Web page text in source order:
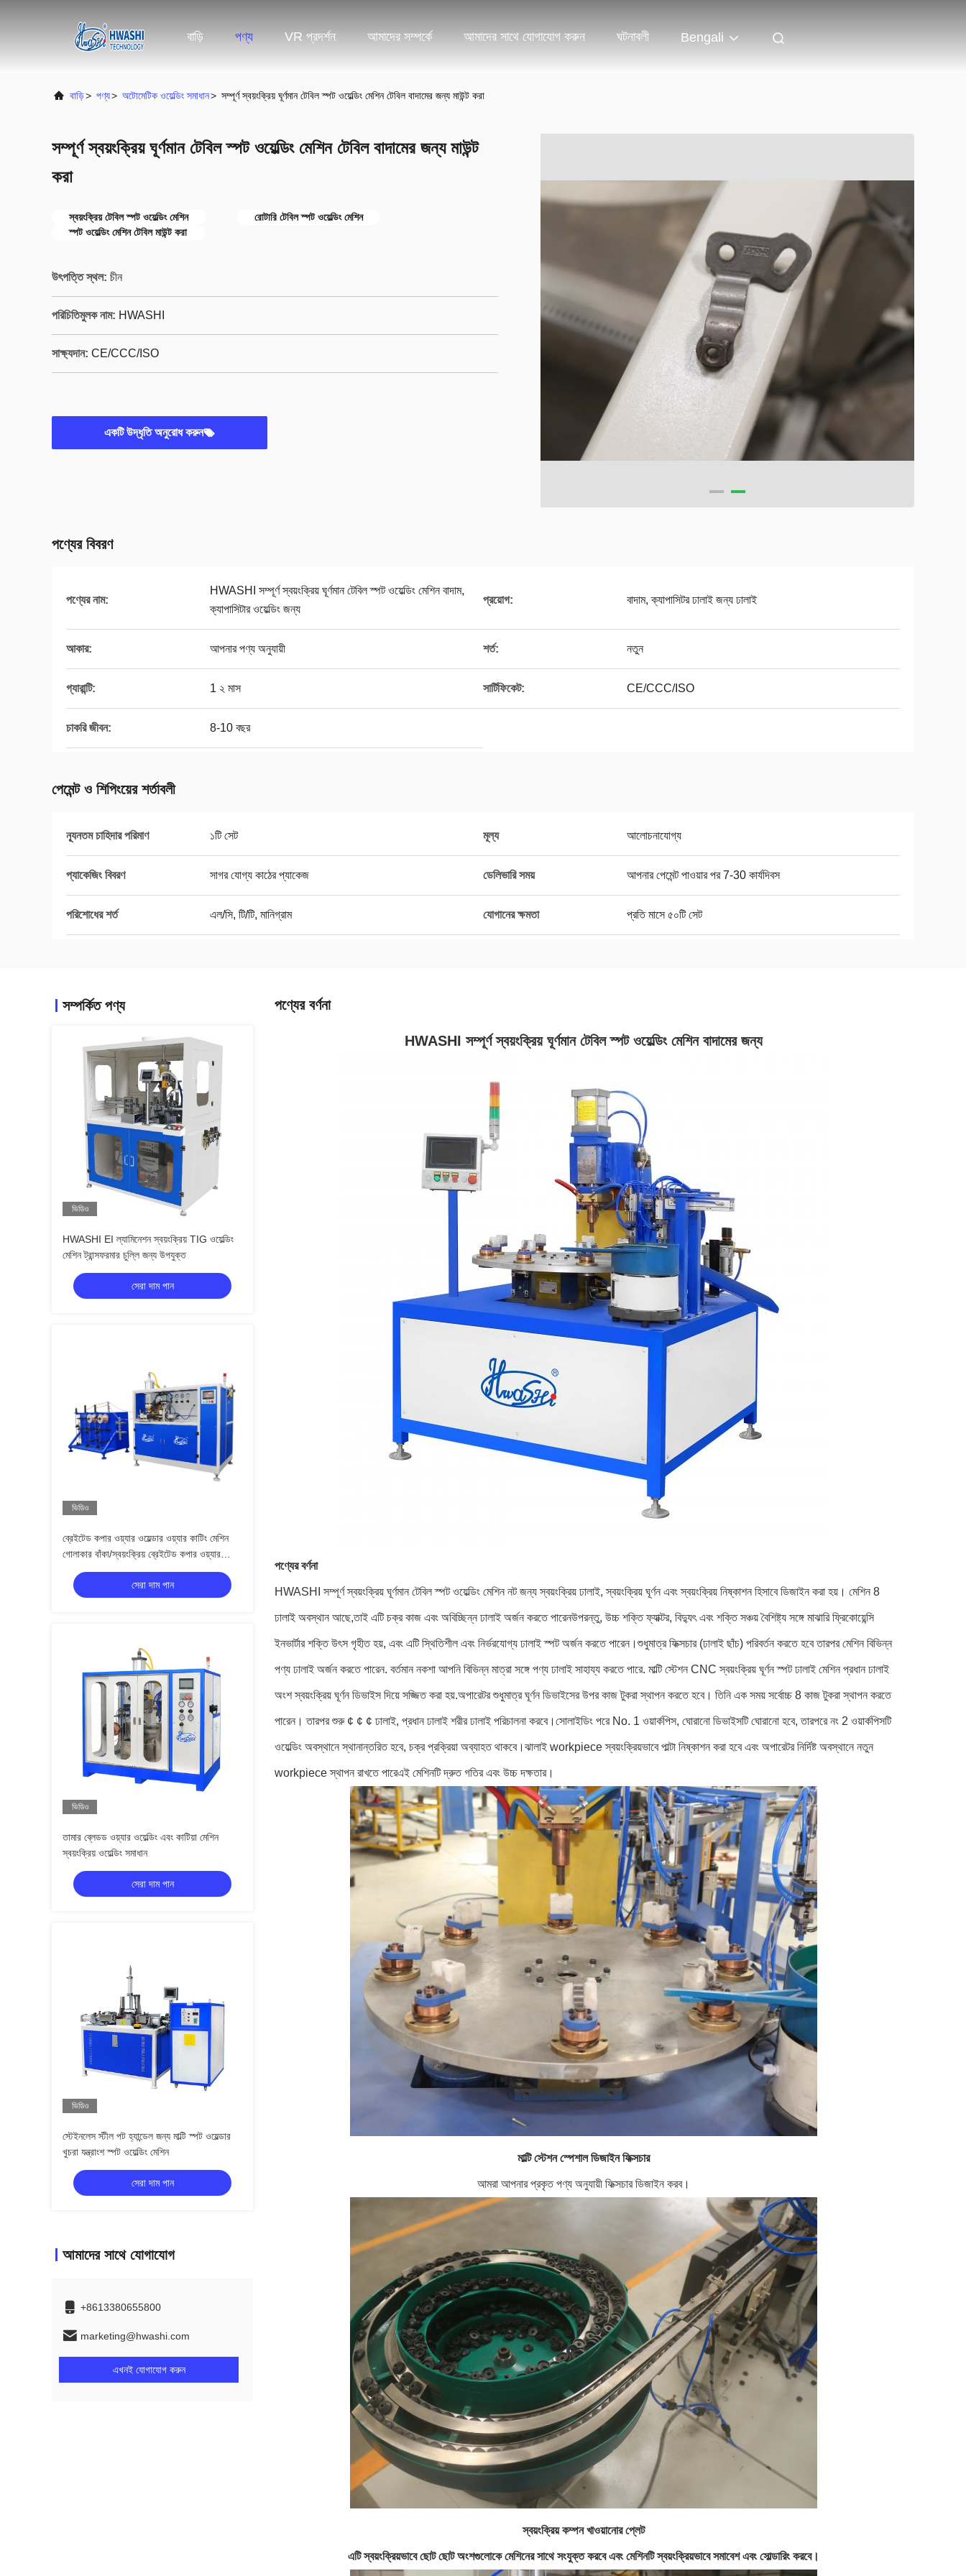
বাড়ি পণ্য VR প্রদর্শন আমাদের সম্পর্কে আমাদের সাথে যোগাযোগ করুন ঘটনাবলী Bengali
বাড়ি> পণ্য> অটোমেটিক ওয়েল্ডিং সমাধান> সম্পূর্ণ স্বয়ংক্রিয় ঘূর্ণমান টেবিল স্পট ওয়েল্ডিং মেশিন টেবিল বাদামের জন্য মাউন্ট করা
সম্পূর্ণ স্বয়ংক্রিয় ঘূর্ণমান টেবিল স্পট ওয়েল্ডিং মেশিন টেবিল বাদামের জন্য মাউন্ট
করা
স্বয়ংক্রিয় টেবিল স্পট ওয়েল্ডিং মেশিন
রোটারি টেবিল স্পট ওয়েল্ডিং মেশিন
স্পট ওয়েল্ডিং মেশিন টেবিল মাউন্ট করা
উৎপত্তি স্থল: চীন
পরিচিতিমুলক নাম: HWASHI
সাক্ষ্যদান: CE/CCC/ISO
একটি উদ্ধৃতি অনুরোধ করুন
পণ্যের বিবরণ
পণ্যের নাম:
HWASHI সম্পূর্ণ স্বয়ংক্রিয় ঘূর্ণমান টেবিল স্পট ওয়েল্ডিং মেশিন বাদাম,
ক্যাপাসিটার ওয়েল্ডিং জন্য
প্রয়োগ: বাদাম, ক্যাপাসিটর ঢালাই জন্য ঢালাই
আকার: আপনার পণ্য অনুযায়ী শর্ত: নতুন
গ্যারান্টি: 1 ২ মাস সার্টিফিকেট: CE/CCC/ISO
চাকরি জীবন: 8-10 বছর
পেমেন্ট ও শিপিংয়ের শর্তাবলী
ন্যূনতম চাহিদার পরিমাণ ১টি সেট মূল্য আলোচনাযোগ্য
প্যাকেজিং বিবরণ সাগর যোগ্য কাঠের প্যাকেজ ডেলিভারি সময় আপনার পেমেন্ট পাওয়ার পর 7-30 কার্যদিবস
পরিশোধের শর্ত এল/সি, টি/টি, মানিগ্রাম যোগানের ক্ষমতা প্রতি মাসে ৫০টি সেট
সম্পর্কিত পণ্য
ভিডিও
HWASHI EI ল্যামিনেশন স্বয়ংক্রিয় TIG ওয়েল্ডিং
মেশিন ট্রান্সফরমার চুল্লি জন্য উপযুক্ত
সেরা দাম পান
ভিডিও
ব্রেইটেড কপার ওয়্যার ওয়েল্ডার ওয়্যার কাটিং মেশিন
গোলাকার বাঁকা/স্বয়ংক্রিয় ব্রেইটেড কপার ওয়্যার
ওয়েল্ডিং মেশিন
সেরা দাম পান
ভিডিও
তামার ব্লেডড ওয়্যার ওয়েল্ডিং এবং কাটিয়া মেশিন
স্বয়ংক্রিয় ওয়েল্ডিং সমাধান
সেরা দাম পান
ভিডিও
স্টেইনলেস স্টীল পট হ্যান্ডেল জন্য মাল্টি স্পট ওয়েল্ডার
খুচরা যন্ত্রাংশ স্পট ওয়েল্ডিং মেশিন
সেরা দাম পান
আমাদের সাথে যোগাযোগ
+8613380655800
marketing@hwashi.com
এখনই যোগাযোগ করুন
পণ্যের বর্ণনা
HWASHI সম্পূর্ণ স্বয়ংক্রিয় ঘূর্ণমান টেবিল স্পট ওয়েল্ডিং মেশিন বাদামের জন্য
পণ্যের বর্ণনা
HWASHI সম্পূর্ণ স্বয়ংক্রিয় ঘূর্ণমান টেবিল স্পট ওয়েল্ডিং মেশিন নট জন্য স্বয়ংক্রিয় ঢালাই, স্বয়ংক্রিয় ঘূর্ণন এবং স্বয়ংক্রিয় নিষ্কাশন হিসাবে ডিজাইন করা হয়। মেশিন 8
ঢালাই অবস্থান আছে,তাই এটি চক্র কাজ এবং অবিচ্ছিন্ন ঢালাই অর্জন করতে পারেনউপরন্তু, উচ্চ শক্তি ফ্যাক্টর, বিদ্যুৎ এবং শক্তি সঞ্চয় বৈশিষ্ট্য সঙ্গে মাঝারি ফ্রিকোয়েন্সি
ইনভার্টার শক্তি উৎস গৃহীত হয়, এবং এটি স্থিতিশীল এবং নির্ভরযোগ্য ঢালাই স্পট অর্জন করতে পারেন।শুধুমাত্র ফিক্সচার (ঢালাই ছাঁচ) পরিবর্তন করতে হবে তারপর মেশিন বিভিন্ন
পণ্য ঢালাই অর্জন করতে পারেন. বর্তমান নকশা আপনি বিভিন্ন মাত্রা সঙ্গে পণ্য ঢালাই সাহায্য করতে পারে. মাল্টি স্টেশন CNC স্বয়ংক্রিয় ঘূর্ণন স্পট ঢালাই মেশিন প্রধান ঢালাই
অংশ স্বয়ংক্রিয় ঘূর্ণন ডিভাইস দিয়ে সজ্জিত করা হয়.অপারেটর শুধুমাত্র ঘূর্ণন ডিভাইসের উপর কাজ টুকরা স্থাপন করতে হবে। তিনি এক সময় সর্বোচ্চ 8 কাজ টুকরা স্থাপন করতে
পারেন। তারপর শুরু ¢ ¢ ¢ ঢালাই, প্রধান ঢালাই শরীর ঢালাই পরিচালনা করবে।সোলাইডিং পরে No. 1 ওয়ার্কপিস, ঘোরানো ডিভাইসটি ঘোরানো হবে, তারপরে নং 2 ওয়ার্কপিসটি
ওয়েল্ডিং অবস্থানে স্থানান্তরিত হবে, চক্র প্রক্রিয়া অব্যাহত থাকবে।ঝালাই workpiece স্বয়ংক্রিয়ভাবে পাল্টা নিষ্কাশন করা হবে এবং অপারেটর নির্দিষ্ট অবস্থানে নতুন
workpiece স্থাপন রাখতে পারেএই মেশিনটি দ্রুত গতির এবং উচ্চ দক্ষতার।
মাল্টি স্টেশন স্পেশাল ডিজাইন ফিক্সচার
আমরা আপনার প্রকৃত পণ্য অনুযায়ী ফিক্সচার ডিজাইন করব।
স্বয়ংক্রিয় কম্পন খাওয়ানোর প্লেট
এটি স্বয়ংক্রিয়ভাবে ছোট ছোট অংশগুলোকে মেশিনের সাথে সংযুক্ত করবে এবং মেশিনটি স্বয়ংক্রিয়ভাবে সমাবেশ এবং সোল্ডারিং করবে।